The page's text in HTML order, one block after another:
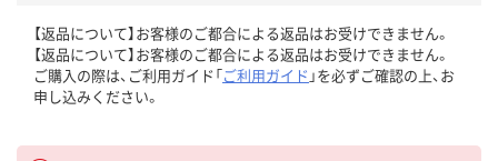
【返品について】お客様のご都合による返品はお受けできません。
【返品について】お客様のご都合による返品はお受けできません。
ご購入の際は、ご利用ガイド「ご利用ガイド 」を必ずご確認の上、お
申し込みください。